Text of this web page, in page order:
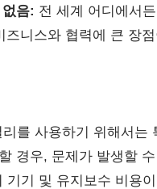
음: 전 세계 어디에서
즈니스와 협력에 큰 장
리를 사용하기 위해서는
경우, 문제가 발생할
기기 및 유지보수 비용